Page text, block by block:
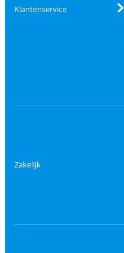
Klantenservice
Zakelijk